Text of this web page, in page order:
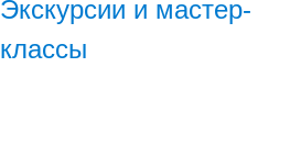
Экскурсии и мастер-
классы